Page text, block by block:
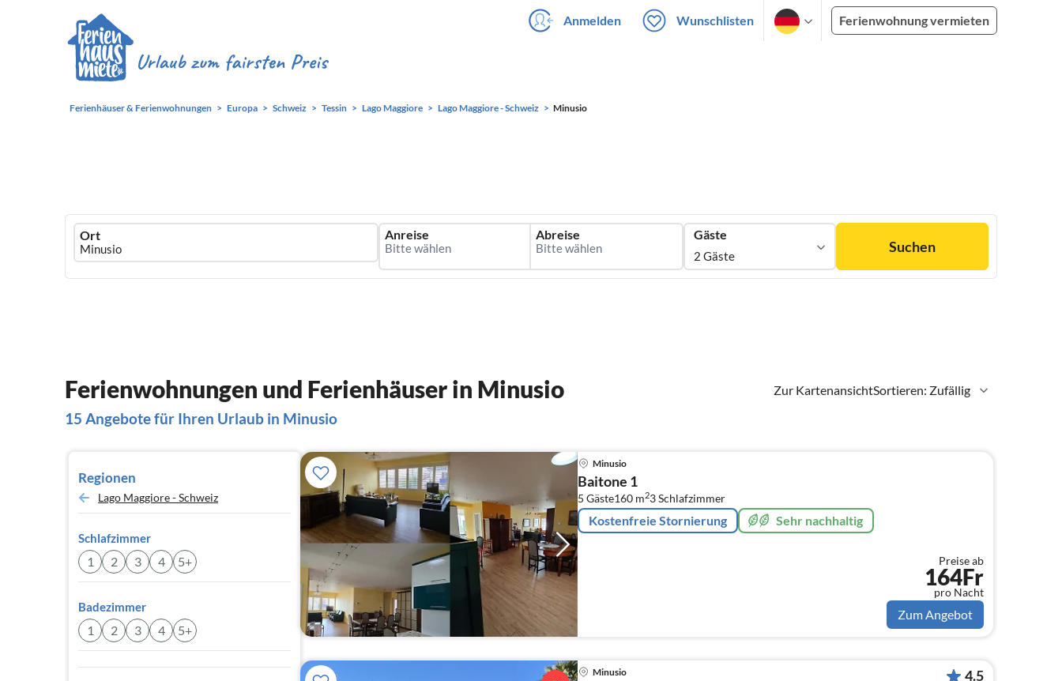
Anmelden Wunschlisten Ferienwohnung vermieten
Ferienhäuser & Ferienwohnungen Europa Schweiz Tessin Lago Maggiore Lago Maggiore - Schweiz Minusio
Ferienhausmiete
logo
Ort Anreise Abreise Gäste
2 Gäste
Suchen
Zur KartenansichtSortieren: Zufällig
Ferienwohnungen und Ferienhäuser in Minusio
15 Angebote für Ihren Urlaub in Minusio
Regionen
Lago Maggiore - Schweiz
Schlafzimmer
1 2 3 4 5+
Badezimmer
1 2 3 4 5+
Minusio
Baitone 1
5 Gäste160 m23Schlafzimmer
Kostenfreie Stornierung Sehr nachhaltig
Preise ab
164Fr
pro Nacht
Zum Angebot
Minusio 4.5